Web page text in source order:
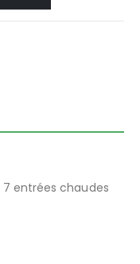
entrées chaudes